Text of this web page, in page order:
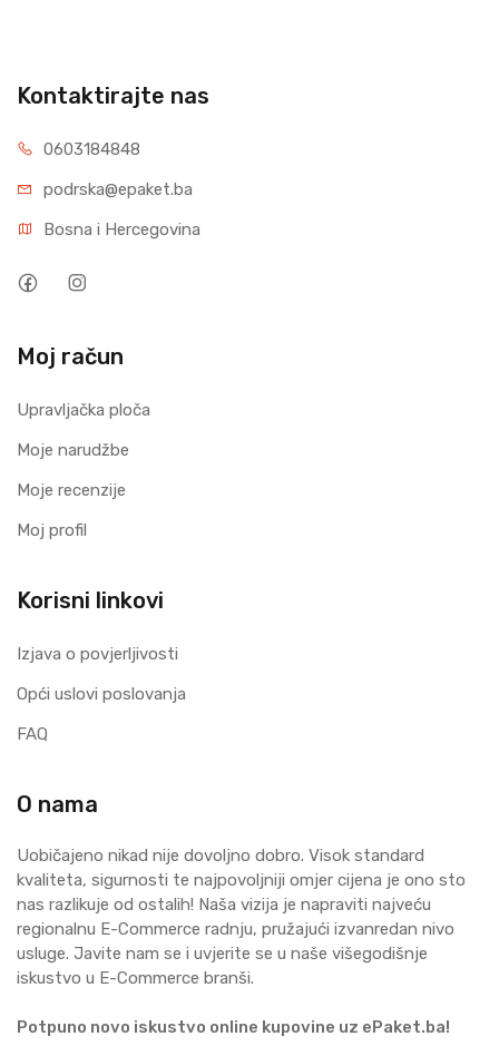
Kontaktirajte nas
0603184848
podrska@epaket.ba
Bosna i Hercegovina
Moj račun
Upravljačka ploča
Moje narudžbe
Moje recenzije
Moj profil
Korisni linkovi
Izjava o povjerljivosti
Opći uslovi poslovanja
FAQ
O nama
Uobičajeno nikad nije dovoljno dobro. Visok standard
kvaliteta, sigurnosti te najpovoljniji omjer cijena je ono sto
nas razlikuje od ostalih! Naša vizija je napraviti najveću
regionalnu E-Commerce radnju, pružajući izvanredan nivo
usluge. Javite nam se i uvjerite se u naše višegodišnje
iskustvo u E-Commerce branši.
Potpuno novo iskustvo online kupovine uz ePaket.ba!